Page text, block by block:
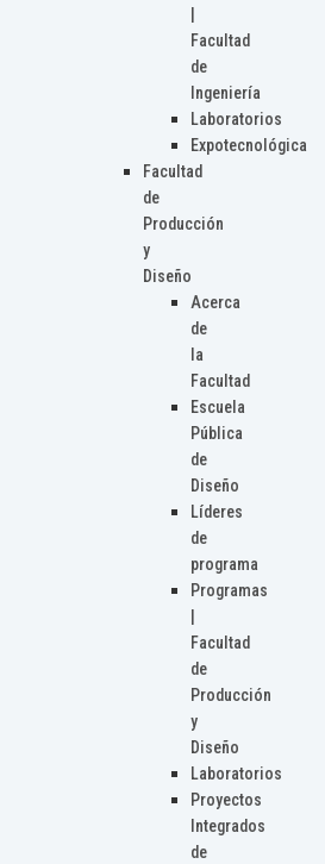
Facultad
de
Ingeniería
Laboratorios
Expotecnológica
Facultad
de
Producción
y
Diseño
Acerca
de
la
Facultad
Escuela
Pública
de
Diseño
Líderes
de
programa
Programas
Facultad
de
Producción
y
Diseño
Laboratorios
Proyectos
Integrados
de